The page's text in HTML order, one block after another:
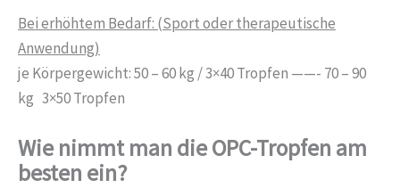
Bei erhöhtem Bedarf: (Sport oder therapeutische
Anwendung)
je Körpergewicht: 50 – 60 kg / 3×40 Tropfen ——- 70 – 90
kg 3×50 Tropfen
Wie nimmt man die OPC-Tropfen am
besten ein?